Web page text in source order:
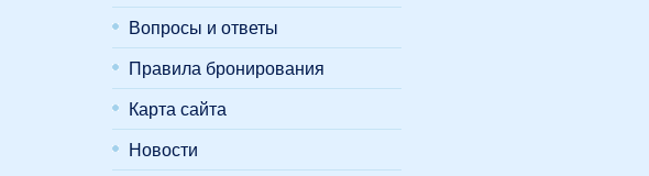
Вопросы и ответы
Правила бронирования
Карта сайта
Новости